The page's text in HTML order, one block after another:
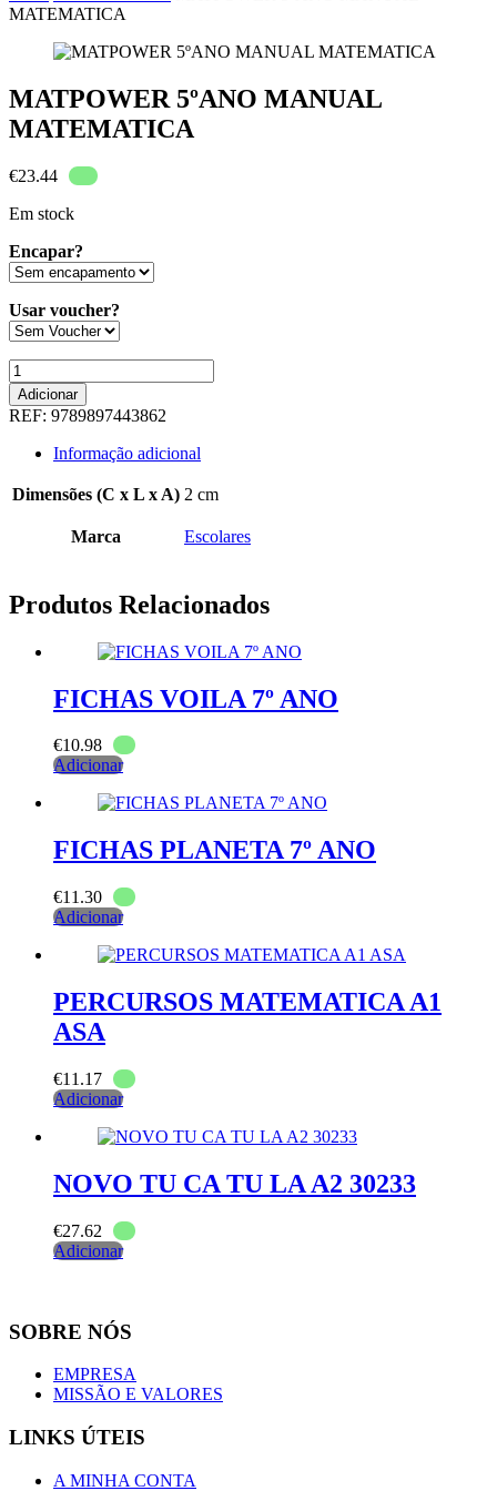
MATEMATICA
MATPOWER 5ºANO MANUAL
MATEMATICA
€23.44
Em stock
Encapar?
Usar voucher?
Quantidade
de
MATPOWER
5ºANO
MANUAL
MATEMATICA
Adicionar
REF: 9789897443862
Informação adicional
Dimensões (C x L x A) 2 cm
Marca Escolares
Produtos Relacionados
FICHAS VOILA 7º ANO
€10.98
Adicionar
FICHAS PLANETA 7º ANO
€11.30
Adicionar
PERCURSOS MATEMATICA A1
ASA
€11.17
Adicionar
NOVO TU CA TU LA A2 30233
€27.62
Adicionar
SOBRE NÓS
EMPRESA
MISSÃO E VALORES
LINKS ÚTEIS
A MINHA CONTA